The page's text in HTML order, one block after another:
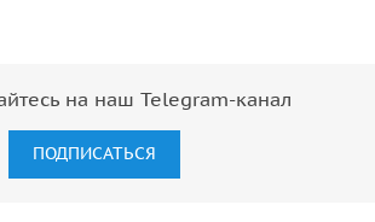
на наш Telegram-канал
ПОДПИСАТЬСЯ